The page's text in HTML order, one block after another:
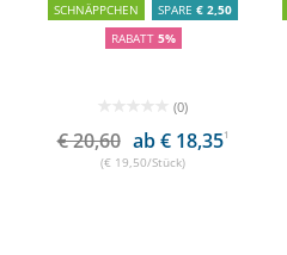
SCHNÄPPCHEN SPARE € 2,50
RABATT 5%
(0)
€ 20,60 ab € 18,351
(€ 19,50/Stück)